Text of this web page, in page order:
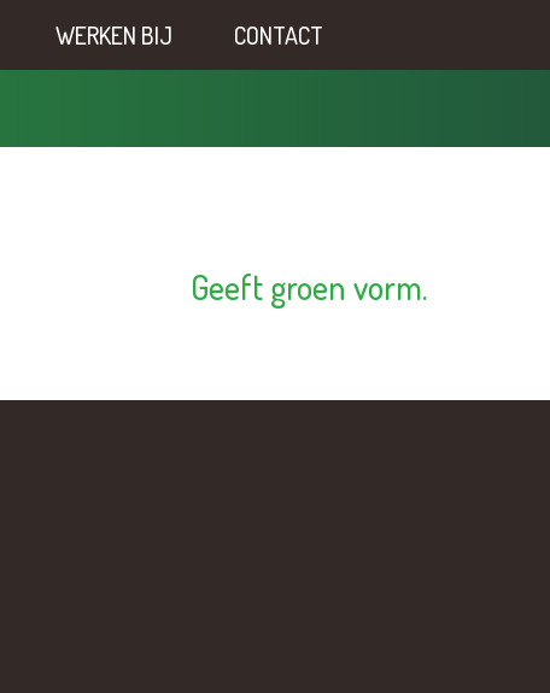
WERKEN BIJ CONTACT
Geeft groen vorm.